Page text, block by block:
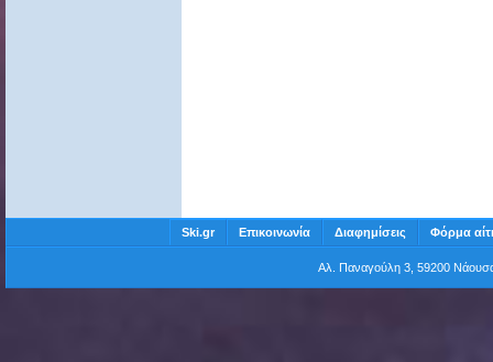
Ski.gr Επικοινωνία Διαφημίσεις Φόρμα
Αλ. Παναγούλη 3, 59200